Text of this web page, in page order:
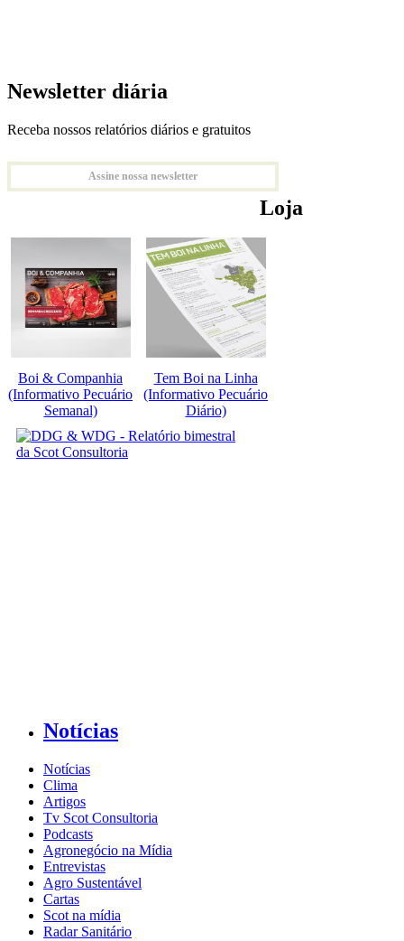
Newsletter diária
Receba nossos relatórios diários e gratuitos
Assine nossa newsletter
Loja
Boi & Companhia
(Informativo Pecuário
Semanal)
Tem Boi na Linha
(Informativo Pecuário
Diário)
Notícias
Notícias
Clima
Artigos
Tv Scot Consultoria
Podcasts
Agronegócio na Mídia
Entrevistas
Agro Sustentável
Cartas
Scot na mídia
Radar Sanitário